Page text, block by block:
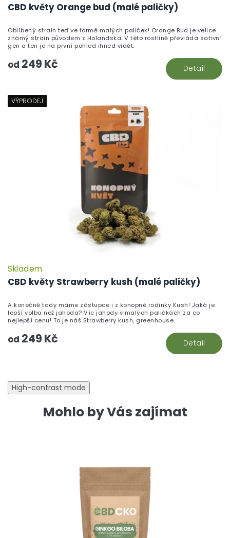
CBD květy Orange bud (malé paličky)
od 249 Kč Detail
Oblíbený strain teď ve formě malých paliček! Orange Bud je velice
známý strain původem z Holandska. V této rostlině převládá sativní
gen a ten je na první pohled ihned vidět.
VÝPRODEJ
CBD květy Strawberry kush (malé paličky)
Skladem
od 249 Kč Detail
A konečně tady máme zástupce i z konopné rodinky Kush! Jaká je
lepší volba než jahoda? Víc jahody v malých paličkách za co
nejlepší cenu! To je náš Strawberry kush, greenhouse.
High-contrast mode
Mohlo by Vás zajímat